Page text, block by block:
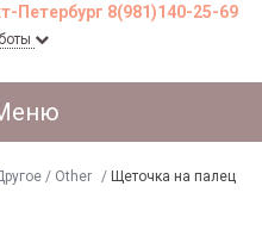
Петербург 8(981)140-25-69
/ Other / Щеточка на палец